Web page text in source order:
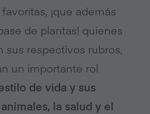
¡que además
de plantas! quienes
sus respectivos rubros,
un importante rol
de vida y sus
la salud y el